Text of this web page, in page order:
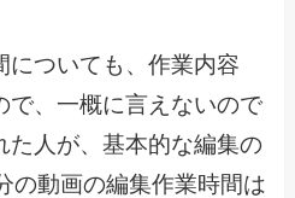
についても、作業内容
で、一概に言えないので
た人が、基本的な編集の
の動画の編集作業時間は